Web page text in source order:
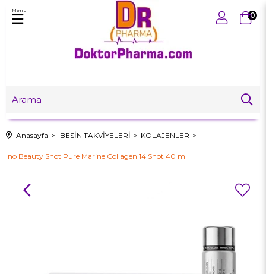
0
Menu
Anasayfa BESİN TAKVİYELERİ KOLAJENLER
Ino Beauty Shot Pure Marine Collagen 14 Shot 40 ml